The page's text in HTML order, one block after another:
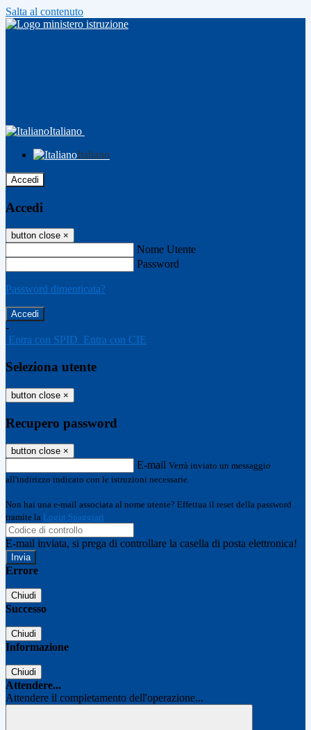
Salta al contenuto
Italiano
Italiano
Accedi
Accedi
button close ×
Nome Utente
Password
Password dimenticata?
-
Entra con SPID Entra con CIE
Seleziona utente
button close ×
Recupero password
button close ×
E-mail Verrà inviato un messaggio
all'indirizzo indicato con le istruzioni necessarie.
Non hai una e-mail associata al nome utente? Effettua il reset della password
tramite la Login Spaggiari
E-mail inviata, si prega di controllare la casella di posta elettronica!
Errore
Chiudi
Successo
Chiudi
Informazione
Chiudi
Attendere...
Attendere il completamento dell'operazione...